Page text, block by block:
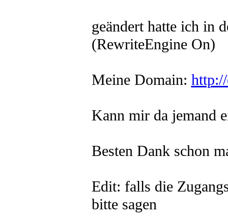
geändert hatte ich in
(RewriteEngine On)
Meine Domain:
Kann mir da jemand
Besten Dank schon
Edit: falls die
bitte sagen